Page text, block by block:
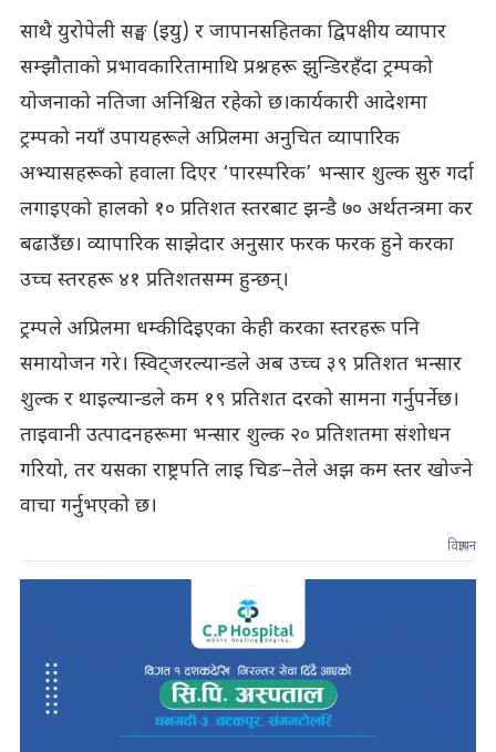
साथै युरोपेली सङ्घ (इयु) र जापानसहितका द्विपक्षीय व्यापार
सम्झौताको प्रभावकारितामाथि प्रश्नहरू झुन्डिरहँदा ट्रम्पको
योजनाको नतिजा अनिश्चित रहेको छ।कार्यकारी आदेशमा
ट्रम्पको नयाँ उपायहरूले अप्रिलमा अनुचित व्यापारिक
अभ्यासहरूको हवाला दिएर ‘पारस्परिक’ भन्सार शुल्क सुरु गर्दा
लगाइएको हालको १० प्रतिशत स्तरबाट झन्डै ७० अर्थतन्त्रमा कर
बढाउँछ। व्यापारिक साझेदार अनुसार फरक फरक हुने करका
उच्च स्तरहरू ४१ प्रतिशतसम्म हुन्छन्।
ट्रम्पले अप्रिलमा धम्की दिइएका केही करका स्तरहरू पनि
समायोजन गरे। स्विट्जरल्यान्डले अब उच्च ३९ प्रतिशत भन्सार
शुल्क र थाइल्यान्डले कम १९ प्रतिशत दरको सामना गर्नुपर्नेछ।
ताइवानी उत्पादनहरूमा भन्सार शुल्क २० प्रतिशतमा संशोधन
गरियो, तर यसका राष्ट्रपति लाइ चिङ–तेले अझ कम स्तर खोज्ने
वाचा गर्नुभएको छ।
विज्ञापन